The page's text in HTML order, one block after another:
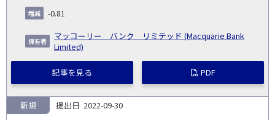
-0.81
マッコーリー バンク リミテッド (Macquarie Bank
Limited)
記事を見る PDF
2022-09-30
新規